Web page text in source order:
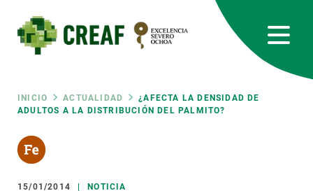
contenido
principal
Ruta
de
INICIO ACTUALIDAD
¿AFECTA LA DENSIDAD DE
ADULTOS A LA DISTRIBUCIÓN DEL PALMITO?
15/01/2014 NOTICIA
RRSS
Featured
responsive
INTRANET